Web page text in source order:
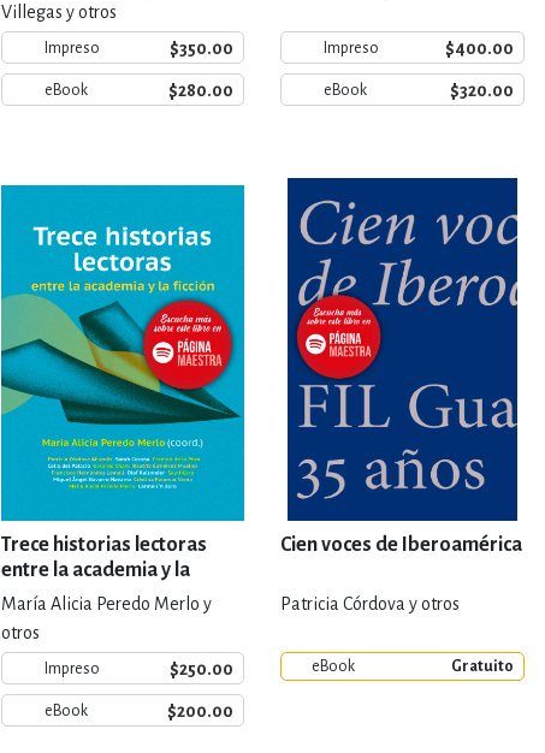
Villegas y otros
Impreso $350.00
eBook $280.00
Impreso $400.00
eBook $320.00
Trece historias lectoras
entre la academia y la
ficción
María Alicia Peredo Merlo y
otros
Impreso $250.00
eBook $200.00
Cien voces de Iberoamérica
Patricia Córdova y otros
eBook Gratuito